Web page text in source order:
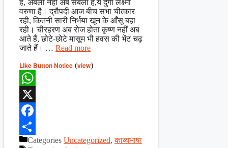
है, अबला नहीं अब सबला है,ये दुर्गा लक्ष्मी
वरुणा है। द्रौपदी आज बीच सभा चीत्कार
रही, कितनी सारी निर्भया खून के आँसू बहा
रही। चीरहरण अब रोज होता कृष्ण नहीं अब
आते हैं, छोटे-छोटे मासूम भी हवस की भेंट चढ़
जाते हैं। … Read more
Like Button Notice (view)
WhatsApp
X
Facebook
ShareCategories Uncategorized,काव्यभाषा